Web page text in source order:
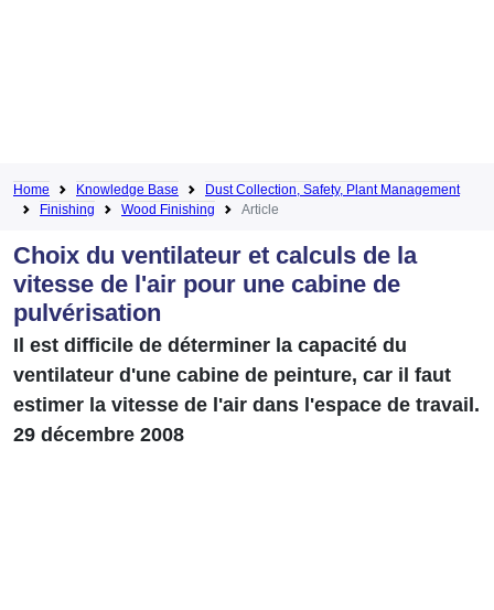
Home Knowledge Base
Dust Collection, Safety, Plant Management
Finishing
Wood Finishing Article
Choix du ventilateur et calculs de la
vitesse de l'air pour une cabine de
pulvérisation
Il est difficile de déterminer la capacité du
ventilateur d'une cabine de peinture, car il faut
estimer la vitesse de l'air dans l'espace de travail.
29 décembre 2008